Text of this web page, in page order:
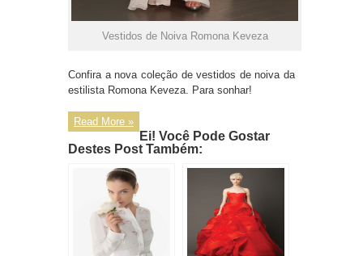
Vestidos de Noiva Romona Keveza
Confira a nova coleção de vestidos de noiva da
estilista Romona Keveza. Para sonhar!
Read More »
Ei! Você Pode Gostar
Destes Post Também: